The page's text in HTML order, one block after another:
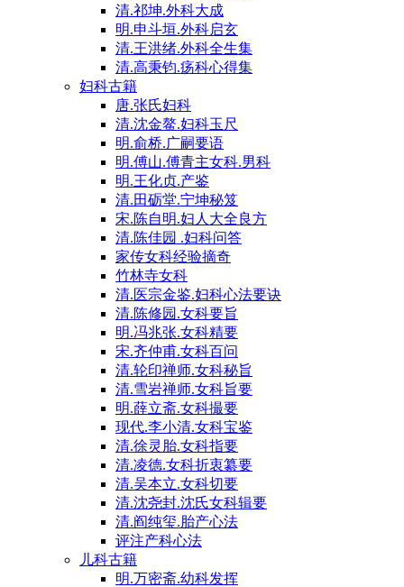
清.祁坤.外科大成
明.申斗垣.外科启玄
清.王洪绪.外科全生集
清.高秉钧.疡科心得集
妇科古籍
唐.张氏妇科
清.沈金鳌.妇科玉尺
明.俞桥.广嗣要语
明.傅山.傅青主女科.男科
明.王化贞.产鉴
清.田砺堂.宁坤秘笈
宋.陈自明.妇人大全良方
清.陈佳园 .妇科问答
家传女科经验摘奇
竹林寺女科
清.医宗金鉴.妇科心法要诀
清.陈修园.女科要旨
明.冯兆张.女科精要
宋.齐仲甫.女科百问
清.轮印禅师.女科秘旨
清.雪岩禅师.女科旨要
明.薛立斋.女科撮要
现代.李小清.女科宝鉴
清.徐灵胎.女科指要
清.凌德.女科折衷纂要
清.吴本立.女科切要
清.沈尧封.沈氏女科辑要
清.阎纯玺.胎产心法
评注产科心法
儿科古籍
明.万密斋.幼科发挥